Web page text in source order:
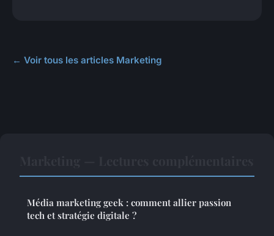
← Voir tous les articles Marketing
Média marketing geek : comment allier passion
tech et stratégie digitale ?